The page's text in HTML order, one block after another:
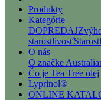
Produkty
Kategórie
DOPREDAJ
starostlivosť
O nás
O značke
Čo je Tea Tree olej
Lyprinol®
ONLINE